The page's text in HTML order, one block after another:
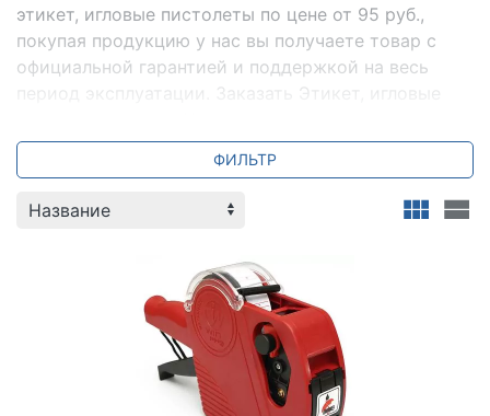
этикет, игловые пистолеты по цене от 95 руб.,
покупая продукцию у нас вы получаете товар с
официальной гарантией и поддержкой на весь
период эксплуатации. Заказать Этикет, игловые
доставкой и настройкой. Всегда для вас
специальные предложения и акции. Мы всегда
готовы ответить на ваши вопросы по телефону +7
(800) 2018-054.
ФИЛЬТР